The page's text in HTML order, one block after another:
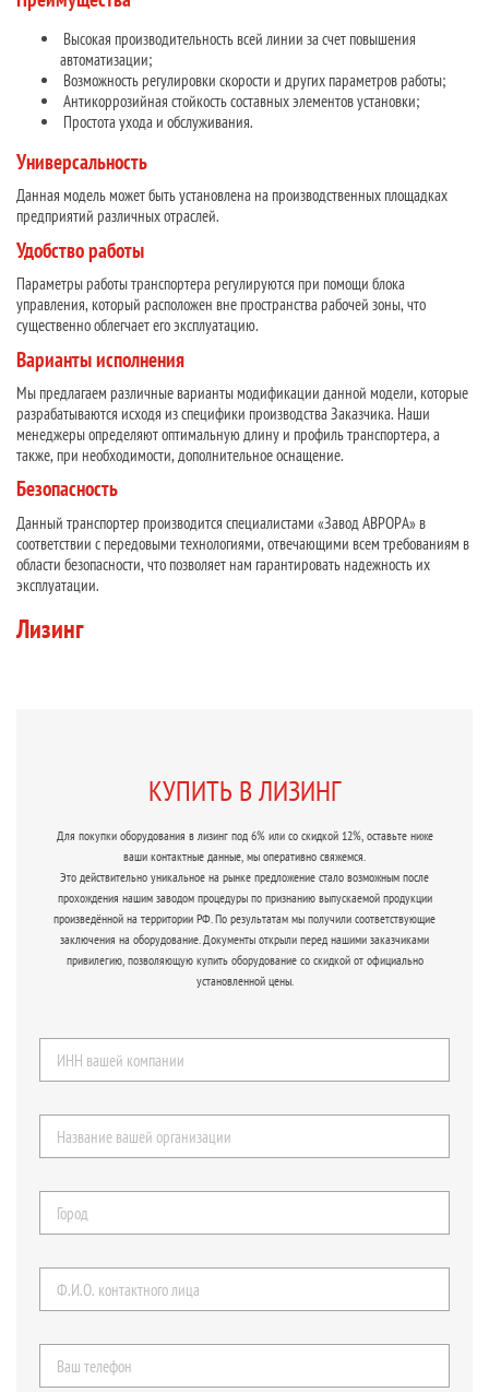
Высокая производительность всей линии за счет повышения
автоматизации;
Возможность регулировки скорости и других параметров работы;
Антикоррозийная стойкость составных элементов установки;
Простота ухода и обслуживания.
Универсальность
Данная модель может быть установлена на производственных площадках
предприятий различных отраслей.
Удобство работы
Параметры работы транспортера регулируются при помощи блока
управления, который расположен вне пространства рабочей зоны, что
существенно облегчает его эксплуатацию.
Варианты исполнения
Мы предлагаем различные варианты модификации данной модели, которые
разрабатываются исходя из специфики производства Заказчика. Наши
менеджеры определяют оптимальную длину и профиль транспортера, а
также, при необходимости, дополнительное оснащение.
Безопасность
Данный транспортер производится специалистами «Завод АВРОРА» в
соответствии с передовыми технологиями, отвечающими всем требованиям в
области безопасности, что позволяет нам гарантировать надежность их
эксплуатации.
Лизинг
КУПИТЬ В ЛИЗИНГ
Для покупки оборудования в лизинг под 6% или со скидкой 12%, оставьте ниже
ваши контактные данные, мы оперативно свяжемся.
Это действительно уникальное на рынке предложение стало возможным после
прохождения нашим заводом процедуры по признанию выпускаемой продукции
произведённой на территории РФ. По результатам мы получили соответствующие
заключения на оборудование. Документы открыли перед нашими заказчиками
привилегию, позволяющую купить оборудование со скидкой от официально
установленной цены.